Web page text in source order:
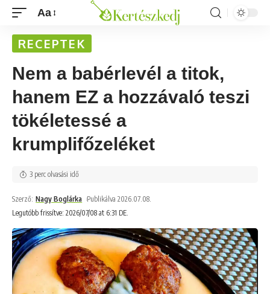
Aa
RECEPTEK
Nem a babérlevél a titok,
hanem EZ a hozzávaló teszi
tökéletessé a
krumplifőzeléket
Legutóbb frissítve: 2026/07/08 at 6:31 DE.
Szerző: Nagy Boglárka Publikálva 2026.07.08.
3 perc olvasási idő